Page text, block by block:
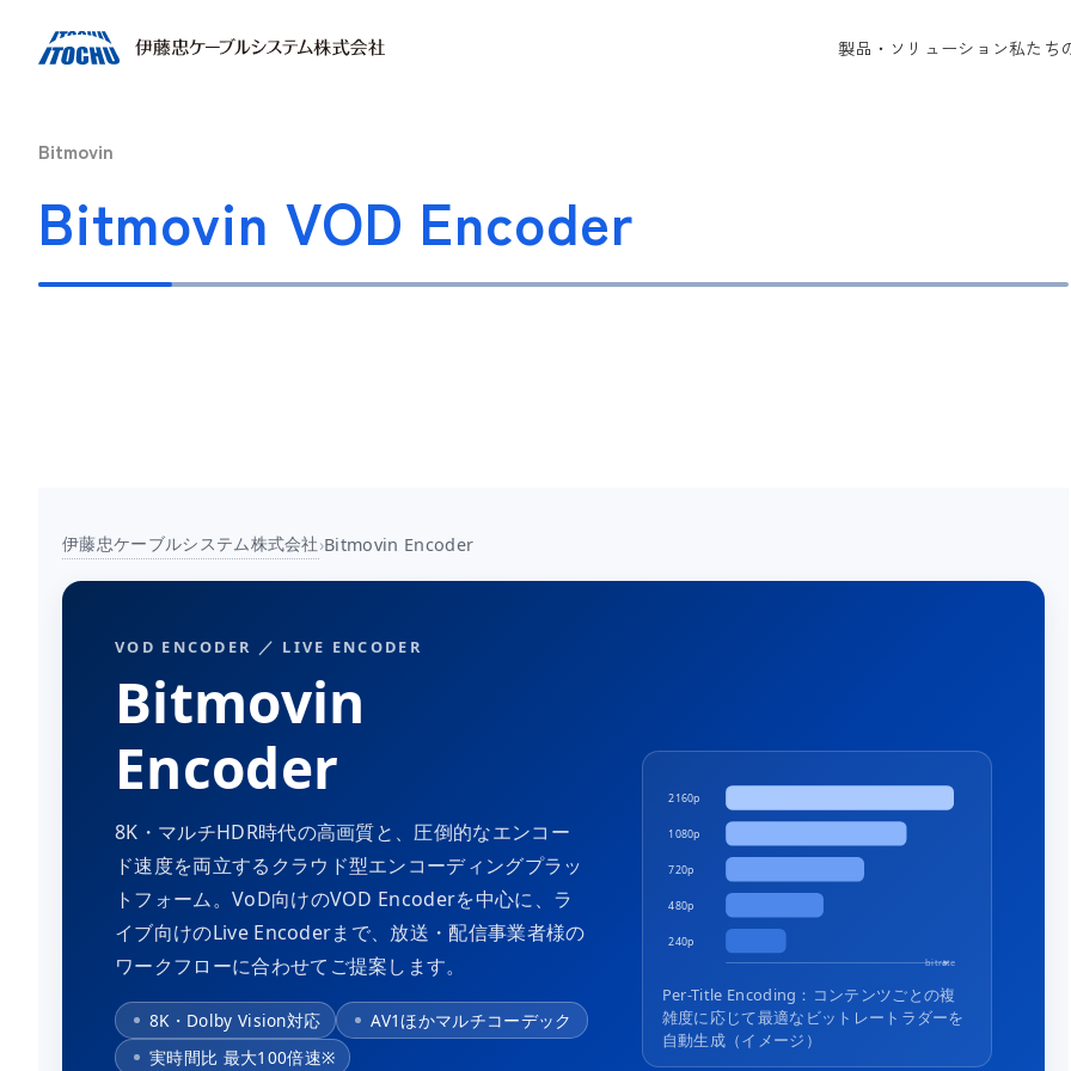
製品・ソリューション私たち
Bitmovin
Bitmovin VOD Encoder
伊藤忠ケーブルシステム株式会社›Bitmovin Encoder
VOD ENCODER ／ LIVE ENCODER
Bitmovin
Encoder
8K・マルチHDR時代の高画質と、圧倒的なエンコー
ド速度を両立するクラウド型エンコーディングプラッ
トフォーム。VoD向けのVOD Encoderを中心に、ラ
イブ向けのLive Encoderまで、放送・配信事業者様の
ワークフローに合わせてご提案します。
8K・Dolby Vision対応
AV1ほかマルチコーデック
実時間比 最大100倍速※
2160p
1080p
720p
480p
240p
bitrate
Per-Title Encoding：コンテンツごとの複
雑度に応じて最適なビットレートラダーを
自動生成（イメージ）